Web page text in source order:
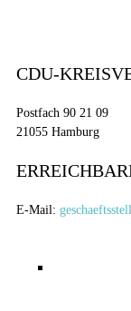
CDU-
Postfach 90 21 09
21055 Hamburg
E-Mail: